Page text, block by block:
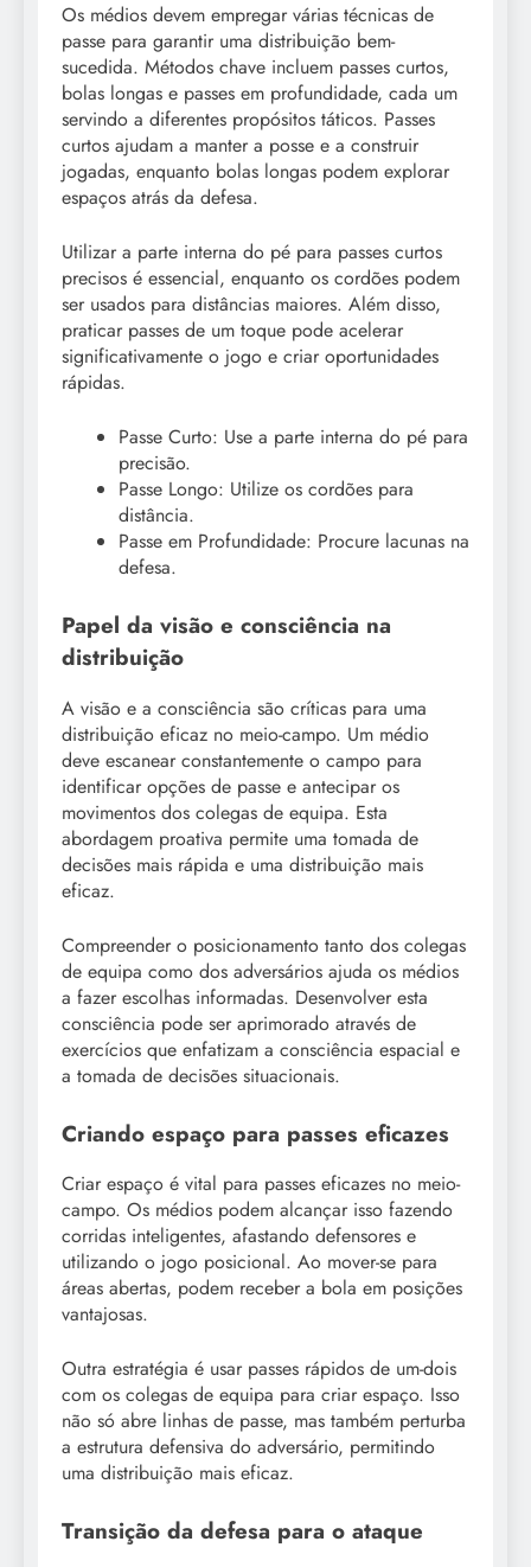
Os médios devem empregar várias técnicas de
passe para garantir uma distribuição bem-
sucedida. Métodos chave incluem passes curtos,
bolas longas e passes em profundidade, cada um
servindo a diferentes propósitos táticos. Passes
curtos ajudam a manter a posse e a construir
jogadas, enquanto bolas longas podem explorar
espaços atrás da defesa.
Utilizar a parte interna do pé para passes curtos
precisos é essencial, enquanto os cordões podem
ser usados para distâncias maiores. Além disso,
praticar passes de um toque pode acelerar
significativamente o jogo e criar oportunidades
rápidas.
Passe Curto: Use a parte interna do pé para
precisão.
Passe Longo: Utilize os cordões para
distância.
Passe em Profundidade: Procure lacunas na
defesa.
Papel da visão e consciência na
distribuição
A visão e a consciência são críticas para uma
distribuição eficaz no meio-campo. Um médio
deve escanear constantemente o campo para
identificar opções de passe e antecipar os
movimentos dos colegas de equipa. Esta
abordagem proativa permite uma tomada de
decisões mais rápida e uma distribuição mais
eficaz.
Compreender o posicionamento tanto dos colegas
de equipa como dos adversários ajuda os médios
a fazer escolhas informadas. Desenvolver esta
consciência pode ser aprimorado através de
exercícios que enfatizam a consciência espacial e
a tomada de decisões situacionais.
Criando espaço para passes eficazes
Criar espaço é vital para passes eficazes no meio-
campo. Os médios podem alcançar isso fazendo
corridas inteligentes, afastando defensores e
utilizando o jogo posicional. Ao mover-se para
áreas abertas, podem receber a bola em posições
vantajosas.
Outra estratégia é usar passes rápidos de um-dois
com os colegas de equipa para criar espaço. Isso
não só abre linhas de passe, mas também perturba
a estrutura defensiva do adversário, permitindo
uma distribuição mais eficaz.
Transição da defesa para o ataque